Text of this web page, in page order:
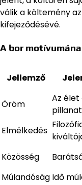
válik a költemény
kifejeződésévé.
A bor
Jellemző
Öröm
Az
Elmélkedés
Közösség
Múlandóság Idő